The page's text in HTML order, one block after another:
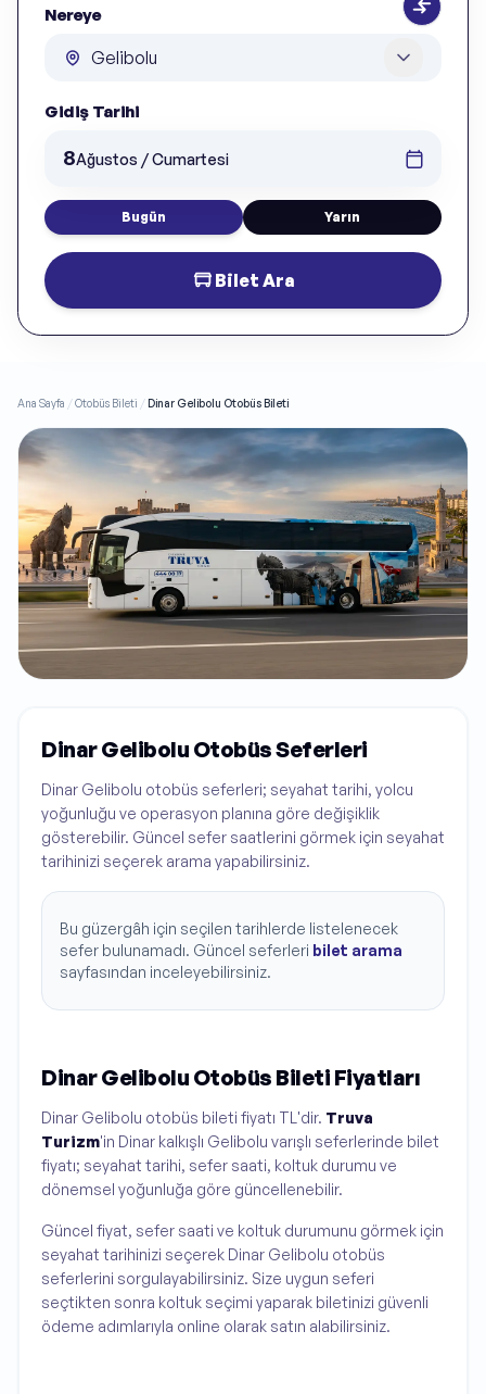
Nereye
Gidiş Tarihi
8Ağustos / Cumartesi
Bugün Yarın
Bilet Ara
Ana Sayfa /Otobüs Bileti /Dinar Gelibolu Otobüs Bileti
Dinar Gelibolu Otobüs Seferleri
Dinar Gelibolu otobüs seferleri; seyahat tarihi, yolcu
yoğunluğu ve operasyon planına göre değişiklik
gösterebilir. Güncel sefer saatlerini görmek için seyahat
tarihinizi seçerek arama yapabilirsiniz.
Bu güzergâh için seçilen tarihlerde listelenecek
sefer bulunamadı. Güncel seferleri bilet arama
sayfasından inceleyebilirsiniz.
Dinar Gelibolu Otobüs Bileti Fiyatları
Dinar Gelibolu otobüs bileti fiyatı TL'dir. Truva
Turizm'in Dinar kalkışlı Gelibolu varışlı seferlerinde bilet
fiyatı; seyahat tarihi, sefer saati, koltuk durumu ve
dönemsel yoğunluğa göre güncellenebilir.
Güncel fiyat, sefer saati ve koltuk durumunu görmek için
seyahat tarihinizi seçerek Dinar Gelibolu otobüs
seferlerini sorgulayabilirsiniz. Size uygun seferi
seçtikten sonra koltuk seçimi yaparak biletinizi güvenli
ödeme adımlarıyla online olarak satın alabilirsiniz.